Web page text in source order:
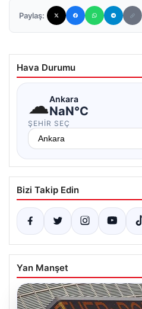
Paylaş:
Hava Durumu
☁Ankara
NaN°C
ŞEHIR SEÇ
Bizi Takip Edin
Yan Manşet